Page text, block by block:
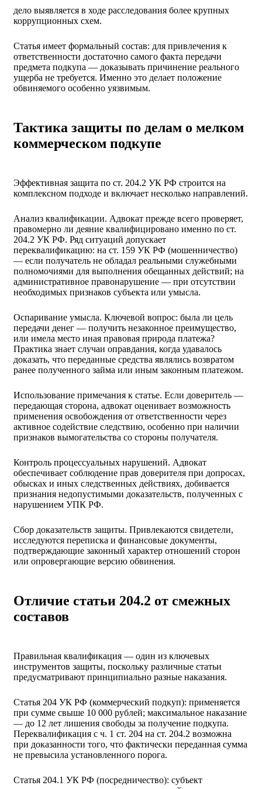
дело выявляется в ходе расследования более крупных
коррупционных схем.
Статья имеет формальный состав: для привлечения к
ответственности достаточно самого факта передачи
предмета подкупа — доказывать причинение реального
ущерба не требуется. Именно это делает положение
обвиняемого особенно уязвимым.
Тактика защиты по делам о мелком
коммерческом подкупе
Эффективная защита по ст. 204.2 УК РФ строится на
комплексном подходе и включает несколько направлений.
Анализ квалификации. Адвокат прежде всего проверяет,
правомерно ли деяние квалифицировано именно по ст.
204.2 УК РФ. Ряд ситуаций допускает
переквалификацию: на ст. 159 УК РФ (мошенничество)
— если получатель не обладал реальными служебными
полномочиями для выполнения обещанных действий; на
административное правонарушение — при отсутствии
необходимых признаков субъекта или умысла.
Оспаривание умысла. Ключевой вопрос: была ли цель
передачи денег — получить незаконное преимущество,
или имела место иная правовая природа платежа?
Практика знает случаи оправдания, когда удавалось
доказать, что переданные средства являлись возвратом
ранее полученного займа или иным законным платежом.
Использование примечания к статье. Если доверитель —
передающая сторона, адвокат оценивает возможность
применения освобождения от ответственности через
активное содействие следствию, особенно при наличии
признаков вымогательства со стороны получателя.
Контроль процессуальных нарушений. Адвокат
обеспечивает соблюдение прав доверителя при допросах,
обысках и иных следственных действиях, добивается
признания недопустимыми доказательств, полученных с
нарушением УПК РФ.
Сбор доказательств защиты. Привлекаются свидетели,
исследуются переписка и финансовые документы,
подтверждающие законный характер отношений сторон
или опровергающие версию обвинения.
Отличие статьи 204.2 от смежных
составов
Правильная квалификация — один из ключевых
инструментов защиты, поскольку различные статьи
предусматривают принципиально разные наказания.
Статья 204 УК РФ (коммерческий подкуп): применяется
при сумме свыше 10 000 рублей; максимальное наказание
— до 12 лет лишения свободы за получение подкупа.
Переквалификация с ч. 1 ст. 204 на ст. 204.2 возможна
при доказанности того, что фактически переданная сумма
не превысила установленного порога.
Статья 204.1 УК РФ (посредничество): субъект